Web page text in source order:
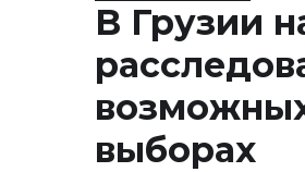
В Грузии
выборах